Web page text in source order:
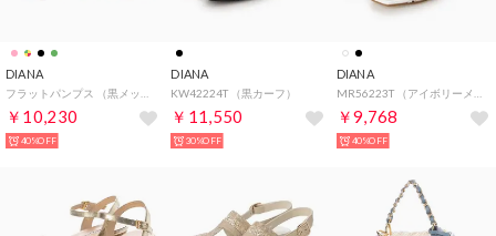
DIANA
￥10,230
40%OFF
DIANA
KW42224T （黒カーフ）
￥11,550
30%OFF
DIANA
￥9,768
40%OFF